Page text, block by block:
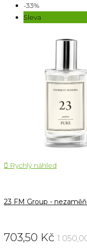
-33%
Sleva
 Rychlý náhled
23 FM Group -
703,50 Kč 1